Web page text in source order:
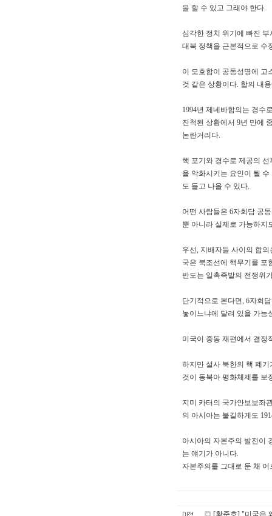
을 할 수 있고 그래야 한다.
심각한 정치 위기에 빠진
대북 정책을 근본적으로 수
이 모호함이 공동성명에 고
것 같은 상황이다. 합의 내
1994년 제네바합의는 경수
진척된 상황에서 9년 만에
논란거리다.
핵 포기와 경수로 제공의
을 악화시키는 요인이 될
도 들고 나올 수 있다.
어떤 사람들은 6자회담 공
뿐 아니라 실제로 가능하지
우선, 지배자들 사이의 합
국은 북조선에 핵무기를 포
반도는 일촉즉발의 전쟁위
단기적으로 본다면, 6자회
놓이느냐에 달려 있을 가능
미국이 중동 재편에서 결정
하지만 설사 북한의 핵 폐
것이 동북아 평화체제를 보
지미 카터의 국가안보보좌
의 아시아는 불길하게도
아시아의 자본주의 발전이
는 얘기가 아니다.
자본주의를 그대로 둔 채
[황준호] "미국은